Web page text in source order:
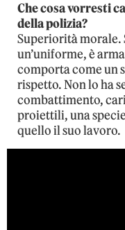
Che cosa vorresti
della polizia?
Superiorità morale.
un’uniforme, è
comporta come un
rispetto. Non lo ha
combattimento,
proiettili, una
quello il suo lavoro.